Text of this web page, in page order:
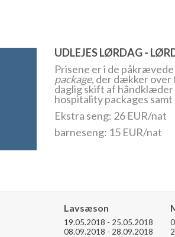
UDLEJES LØRDAG -
Prisene er i de
package, der dækker over
daglig skift af
hospitality packages
Ekstra seng: 26 EUR/nat
barneseng: 15 EUR/nat
Lavsæson
19.05.2018 - 25.05.2018
08.09.2018 - 28.09.2018